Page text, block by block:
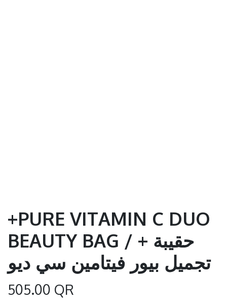
+PURE VITAMIN C DUO
BEAUTY BAG / + حقيبة
تجميل بيور فيتامين سي ديو
505.00 QR